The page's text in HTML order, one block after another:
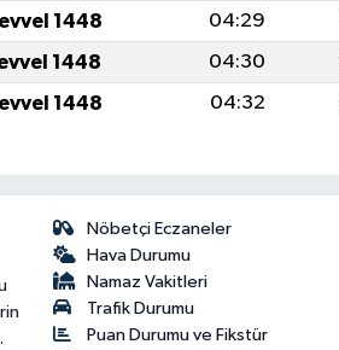
1448 04:29
1448 04:30
1448 04:32
Nöbetçi Eczaneler
Hava Durumu
Namaz Vakitleri
Trafik Durumu
Puan Durumu ve Fikstür